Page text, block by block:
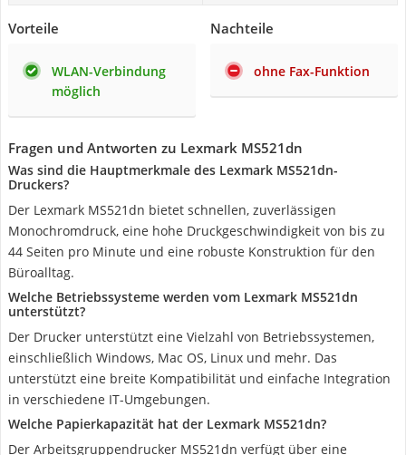
Vorteile
WLAN-Verbindung
möglich
Nachteile
ohne Fax-Funktion
Fragen und Antworten zu Lexmark MS521dn
Was sind die Hauptmerkmale des Lexmark MS521dn-
Druckers?
Der Lexmark MS521dn bietet schnellen, zuverlässigen
Monochromdruck, eine hohe Druckgeschwindigkeit von bis zu
44 Seiten pro Minute und eine robuste Konstruktion für den
Büroalltag.
Welche Betriebssysteme werden vom Lexmark MS521dn
unterstützt?
Der Drucker unterstützt eine Vielzahl von Betriebssystemen,
einschließlich Windows, Mac OS, Linux und mehr. Das
unterstützt eine breite Kompatibilität und einfache Integration
in verschiedene IT-Umgebungen.
Welche Papierkapazität hat der Lexmark MS521dn?
Der Arbeitsgruppendrucker MS521dn verfügt über eine